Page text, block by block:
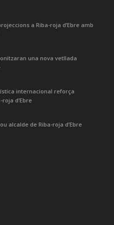
a Riba-roja d’Ebre amb
una nova vetllada
internacional reforça
d’Ebre
alcalde de Riba-roja d’Ebre